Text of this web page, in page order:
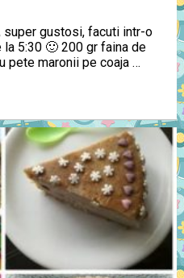
super gustosi, facuti intr-o
5:30 🙂 200 gr faina de
pete maronii pe coaja …